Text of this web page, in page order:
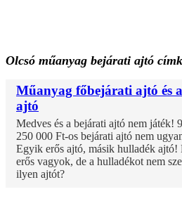
Olcsó műanyag bejárati ajtó
Műanyag főbejárati ajtó és
ajtó
Medves és a bejárati ajtó nem játék!
250 000 Ft-os bejárati ajtó nem
Egyik erős ajtó, másik hulladék ajtó!
erős vagyok, de a hulladékot nem
ilyen ajtót?